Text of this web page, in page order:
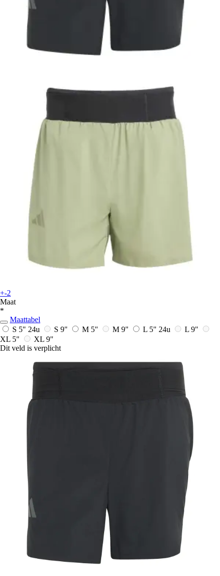
+-2
Maat
*
Maattabel
S 5" 24u S 9" M 5" M 9" L 5" 24u
L 9"
XL 5"
XL 9"
Dit veld is verplicht